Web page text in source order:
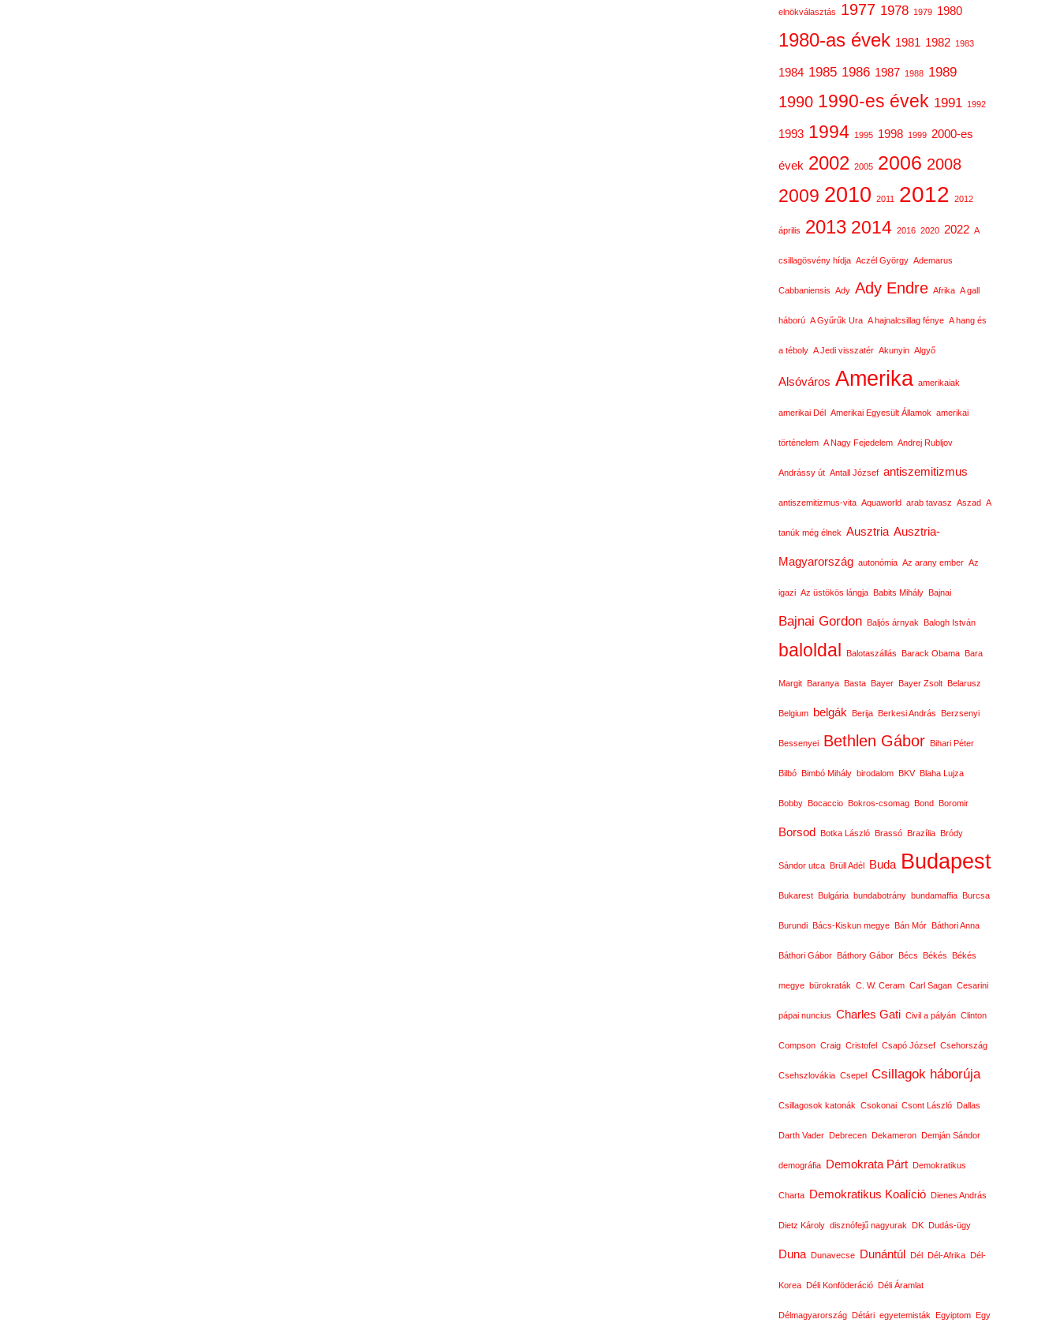
elnökválasztás 1977 1978 1979 1980
1980-as évek 1981 1982 1983
1984 1985 1986 1987 1988 1989
1990 1990-es évek 1991 1992
1993 1994 1995 1998 1999 2000-es
évek 2002 2005 2006 2008
2009 2010 2011 2012 2012
április 2013 2014 2016 2020 2022 A
csillagösvény hídja Aczél György Ademarus
Cabbaniensis Ady Ady Endre Afrika A gall
háború A Gyűrűk Ura A hajnalcsillag fénye A hang és
a téboly A Jedi visszatér Akunyin Algyő
Alsóváros Amerika amerikaiak
amerikai Dél Amerikai Egyesült Államok amerikai
történelem A Nagy Fejedelem Andrej Rubljov
Andrássy út Antall József antiszemitizmus
antiszemitizmus-vita Aquaworld arab tavasz Aszad A
tanúk még élnek Ausztria Ausztria-
Magyarország autonómia Az arany ember Az
igazi Az üstökös lángja Babits Mihály Bajnai
Bajnai Gordon Baljós árnyak Balogh István
baloldal Balotaszállás Barack Obama Bara
Margit Baranya Basta Bayer Bayer Zsolt Belarusz
Belgium belgák Berija Berkesi András Berzsenyi
Bessenyei Bethlen Gábor Bihari Péter
Bilbó Bimbó Mihály birodalom BKV Blaha Lujza
Bobby Bocaccio Bokros-csomag Bond Boromir
Borsod Botka László Brassó Brazília Bródy
Sándor utca Brüll Adél Buda Budapest
Bukarest Bulgária bundabotrány bundamaffia Burcsa
Burundi Bács-Kiskun megye Bán Mór Báthori Anna
Báthori Gábor Báthory Gábor Bécs Békés Békés
megye bürokraták C. W. Ceram Carl Sagan Cesarini
pápai nuncius Charles Gati Civil a pályán Clinton
Compson Craig Cristofel Csapó József Csehország
Csehszlovákia Csepel Csillagok háborúja
Csillagosok katonák Csokonai Csont László Dallas
Darth Vader Debrecen Dekameron Demján Sándor
demográfia Demokrata Párt Demokratikus
Charta Demokratikus Koalíció Dienes András
Dietz Károly disznófejű nagyurak DK Dudás-ügy
Duna Dunavecse Dunántúl Dél Dél-Afrika Dél-
Korea Déli Konföderáció Déli Áramlat
Délmagyarország Détári egyetemisták Egyiptom Egy